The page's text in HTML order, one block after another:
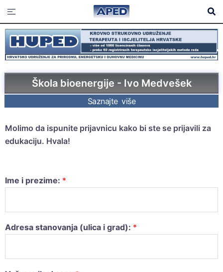
Škola bioenergije - Ivo Medvešek
Saznajte više
Molimo da ispunite prijavnicu kako bi ste se prijavili za
edukaciju. Hvala!
Ime i prezime: *
Adresa stanovanja (ulica i grad): *